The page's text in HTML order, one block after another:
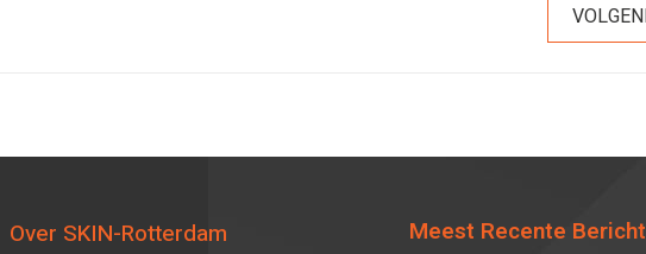
Over SKIN-Rotterdam Meest Recente